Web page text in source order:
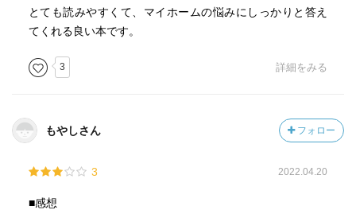
とても読みやすくて、マイホームの悩みにしっかりと答え
てくれる良い本です。
3 詳細をみる
もやしさん フォロー
3 2022.04.20
■感想